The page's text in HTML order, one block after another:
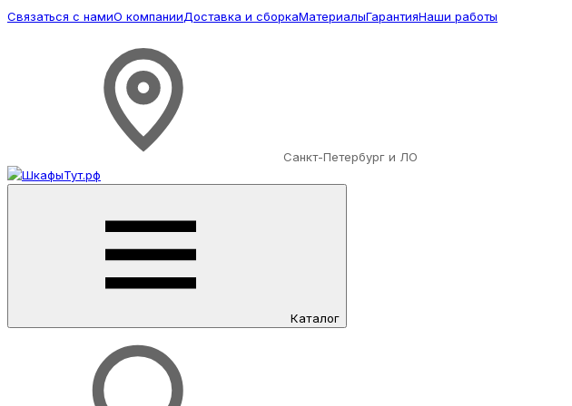
Связаться с намиО компанииДоставка и сборкаМатериалыГарантияНаши работы
Санкт-Петербург и ЛО
Каталог